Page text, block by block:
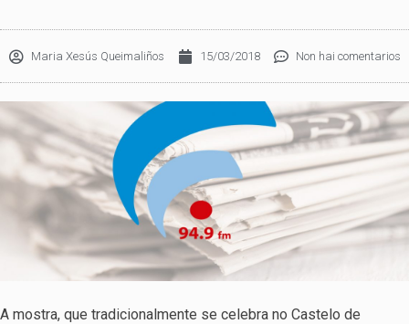
Maria Xesús Queimaliños 15/03/2018 Non hai comentarios
A mostra, que tradicionalmente se celebra no Castelo de